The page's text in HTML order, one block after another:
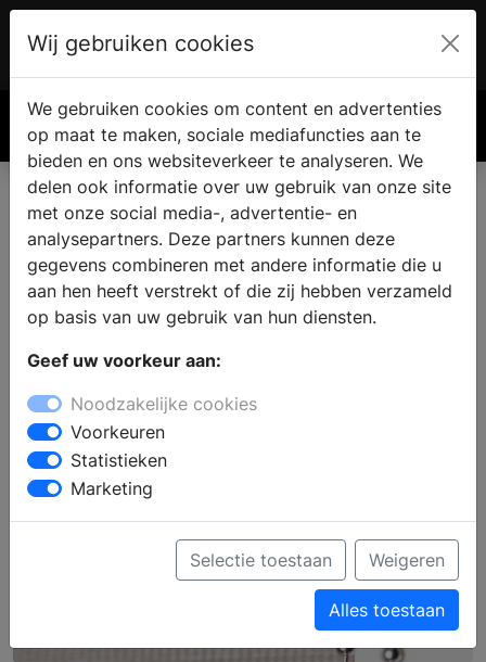
€ 0.00
Wij gebruiken cookies
We gebruiken cookies om content en advertenties
op maat te maken, sociale mediafuncties aan te
bieden en ons websiteverkeer te analyseren. We
delen ook informatie over uw gebruik van onze site
met onze social media-, advertentie- en
analysepartners. Deze partners kunnen deze
gegevens combineren met andere informatie die u
aan hen heeft verstrekt of die zij hebben verzameld
op basis van uw gebruik van hun diensten.
Geef uw voorkeur aan:
Noodzakelijke cookies
Voorkeuren
Statistieken
Marketing
Selectie toestaan Weigeren
Alles toestaan